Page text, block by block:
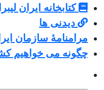
کتابخانه ایران
دیدنی ها
مرامنامۀ سازمان
چگونه می خواهیم